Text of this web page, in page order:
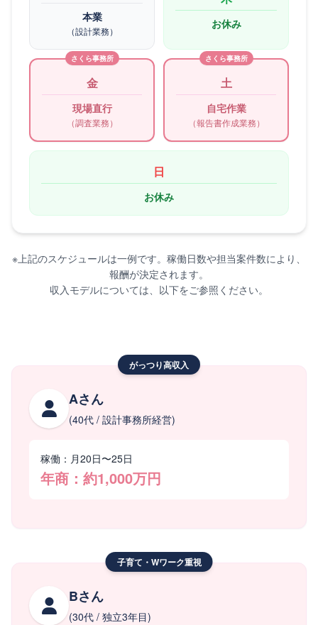
本業
（設計業務）
お休み
さくら事務所
金
現場直行
（調査業務）
さくら事務所
土
自宅作業
（報告書作成業務）
日
お休み
※上記のスケジュールは一例です。稼働日数や担当案件数により、
報酬が決定されます。
収入モデルについては、以下をご参照ください。
がっつり高収入
Aさん
(40代 / 設計事務所経営)
稼働：月20日〜25日
年商：約1,000万円
子育て・Wワーク重視
Bさん
(30代 / 独立3年目)